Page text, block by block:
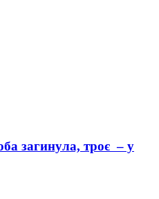
загинула, троє – у